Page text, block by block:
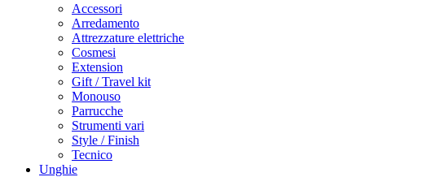
Accessori
Arredamento
Attrezzature elettriche
Cosmesi
Extension
Gift / Travel kit
Monouso
Parrucche
Strumenti vari
Style / Finish
Tecnico
Unghie